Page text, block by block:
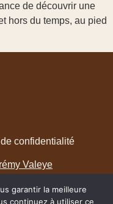
de découvrir une
hors du temps, au pied
confidentialité
Valeye
garantir la meilleure
continuez à utiliser ce